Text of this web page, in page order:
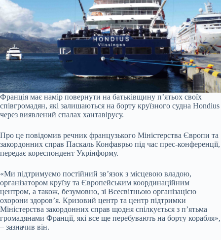
Франція має намір повернути на батьківщину п’ятьох своїх
співгромадян, які залишаються на борту круїзного судна Hondius
через виявлений спалах хантавірусу.
Про це повідомив речник французького Міністерства Європи та
закордонних справ Паскаль Конфаврьо під час прес-конференції,
передає кореспондент Укрінформу.
«Ми підтримуємо постійний зв’язок з місцевою владою,
організатором круїзу та Європейським координаційним
центром, а також, безумовно, зі Всесвітньою організацією
охорони здоров’я. Кризовий центр та центр підтримки
Міністерства закордонних справ щодня спілкується з п’ятьма
громадянами Франції, які все ще перебувають на борту корабля»,
– зазначив він.